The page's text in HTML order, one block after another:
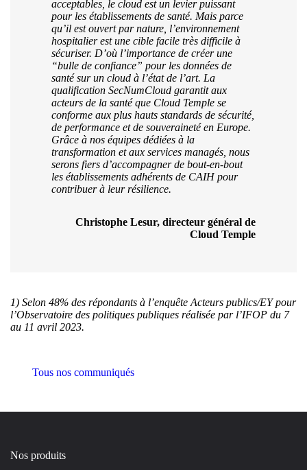
acceptables, le cloud est un levier puissant
pour les établissements de santé. Mais parce
qu’il est ouvert par nature, l’environnement
hospitalier est une cible facile très difficile à
sécuriser. D’où l’importance de créer une
“bulle de confiance” pour les données de
santé sur un cloud à l’état de l’art. La
qualification SecNumCloud garantit aux
acteurs de la santé que Cloud Temple se
conforme aux plus hauts standards de sécurité,
de performance et de souveraineté en Europe.
Grâce à nos équipes dédiées à la
transformation et aux services managés, nous
serons fiers d’accompagner de bout-en-bout
les établissements adhérents de CAIH pour
contribuer à leur résilience.
Christophe Lesur, directeur général de
Cloud Temple
1) Selon 48% des répondants à l’enquête Acteurs publics/EY pour
l’Observatoire des politiques publiques réalisée par l’IFOP du 7
au 11 avril 2023.
Tous nos communiqués
Nos produits